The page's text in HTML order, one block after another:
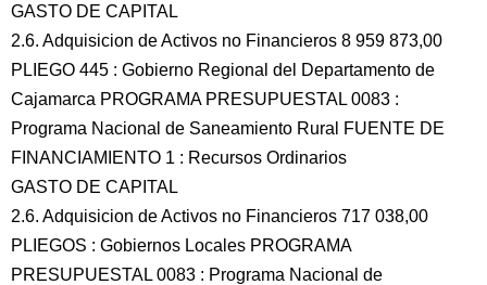
GASTO DE CAPITAL
2.6. Adquisicion de Activos no Financieros 8 959 873,00
PLIEGO 445 : Gobierno Regional del Departamento de
Cajamarca PROGRAMA PRESUPUESTAL 0083 :
Programa Nacional de Saneamiento Rural FUENTE DE
FINANCIAMIENTO 1 : Recursos Ordinarios
GASTO DE CAPITAL
2.6. Adquisicion de Activos no Financieros 717 038,00
PLIEGOS : Gobiernos Locales PROGRAMA
PRESUPUESTAL 0083 : Programa Nacional de